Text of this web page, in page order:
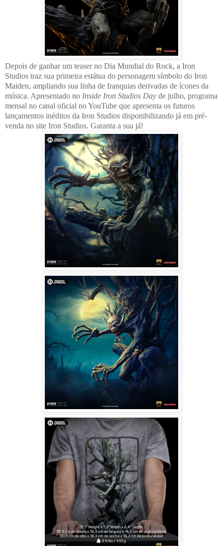
Depois de ganhar um teaser no Dia Mundial do Rock, a Iron
Studios traz sua primeira estátua do personagem símbolo do Iron
Maiden, ampliando sua linha de franquias derivadas de ícones da
música. Apresentado no Inside Iron Studios Day de julho, programa
mensal no canal oficial no YouTube que apresenta os futuros
lançamentos inéditos da Iron Studios disponibilizando já em pré-
venda no site Iron Studios. Garanta a sua já!